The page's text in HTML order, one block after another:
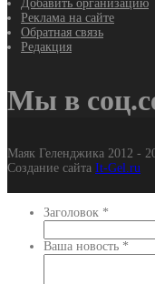
Добавить организацию
Реклама на сайте
Обратная связь
Редакция
Мы в
Маяк Геленджика 2012 -
Создание сайта It-Gel.ru
Заголовок *
Ваша новость *